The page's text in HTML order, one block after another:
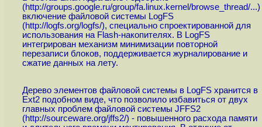
(http://groups.google.ru/group/fa.linux.kernel/browse_thread/...)
включение файловой системы LogFS
(http://logfs.org/logfs/), специально спроектированной для
использования на Flash-накопителях. В LogFS
интегрирован механизм минимизации повторной
перезаписи блоков, поддерживается журналирование и
сжатие данных на лету.
Дерево элементов файловой системы в LogFS хранится в
Ext2 подобном виде, что позволило избавиться от двух
главных проблем файловой системы JFFS2
(http://sourceware.org/jffs2/) - повышенного расхода памяти